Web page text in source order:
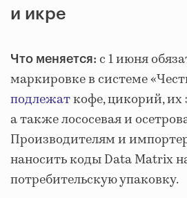
и икре
Что меняется: с 1 июня
маркировке в системе
подлежаткофе, цикорий, их
а также лососевая и
Производителям и
наносить коды Data Matrix
потребительскую упаковку.